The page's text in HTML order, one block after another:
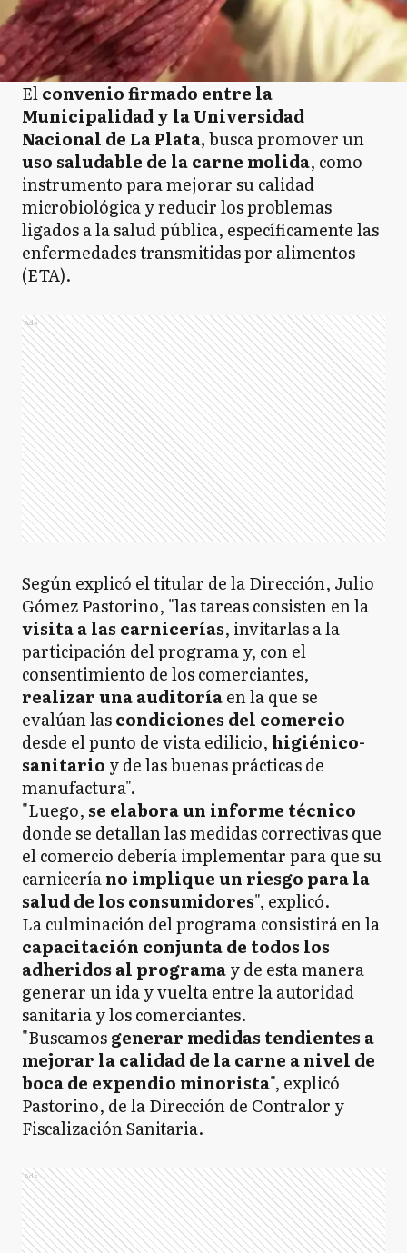
Elconvenio firmado entre la
Municipalidad y la Universidad
Nacional de La Plata,busca promover un
uso saludable de la carne molida, como
instrumento para mejorar su calidad
microbiológica y reducir los problemas
ligados a la salud pública, específicamente las
enfermedades transmitidas por alimentos
(ETA).
Ads
Según explicó el titular de la Dirección, Julio
Gómez Pastorino, "las tareas consisten en la
visita a las carnicerías, invitarlas a la
participación del programa y, con el
consentimiento de los comerciantes,
realizar una auditoríaen la que se
evalúan lascondiciones del comercio
desde el punto de vista edilicio, higiénico-
sanitario y de las buenas prácticas de
manufactura".
"Luego, se elabora un informe técnico
donde se detallan las medidas correctivas que
el comercio debería implementar para que su
carniceríano implique un riesgo para la
salud de los consumidores", explicó.
La culminación del programa consistirá en la
capacitación conjunta de todos los
adheridos al programay de esta manera
generar un ida y vuelta entre la autoridad
sanitaria y los comerciantes.
"Buscamosgenerar medidas tendientes a
mejorar la calidad de la carne a nivel de
boca de expendio minorista", explicó
Pastorino, de la Dirección de Contralor y
Fiscalización Sanitaria.
Ads